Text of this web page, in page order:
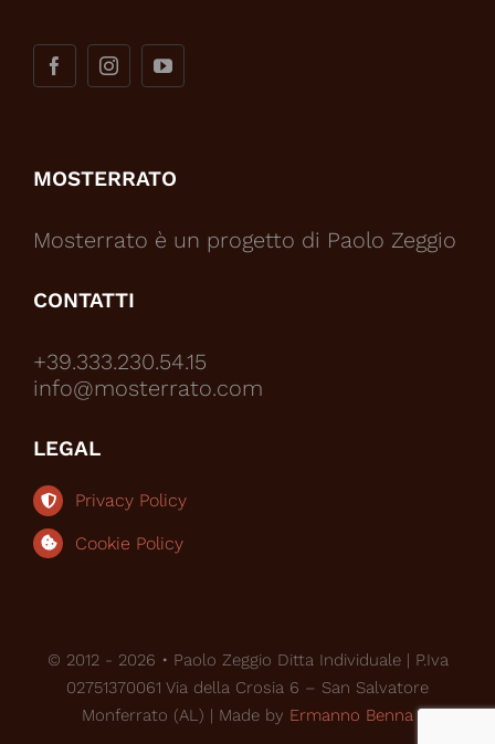
MOSTERRATO
Mosterrato è un progetto di Paolo Zeggio
CONTATTI
+39.333.230.54.15
info@mosterrato.com
LEGAL
Privacy Policy
Cookie Policy
© 2012 - 2026 • Paolo Zeggio Ditta Individuale | P.Iva
02751370061 Via della Crosia 6 – San Salvatore
Monferrato (AL) | Made by Ermanno Benna